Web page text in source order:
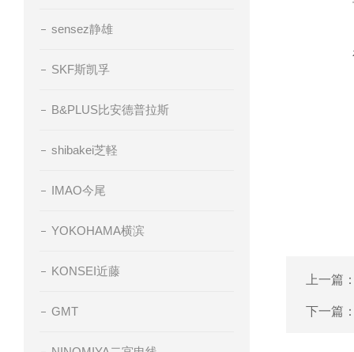
sensez静雄
SKF斯凯孚
B&PLUS比安德普拉斯
shibakei芝軽
IMAO今尾
YOKOHAMA横滨
KONSEI近藤
GMT
上一篇
下一篇